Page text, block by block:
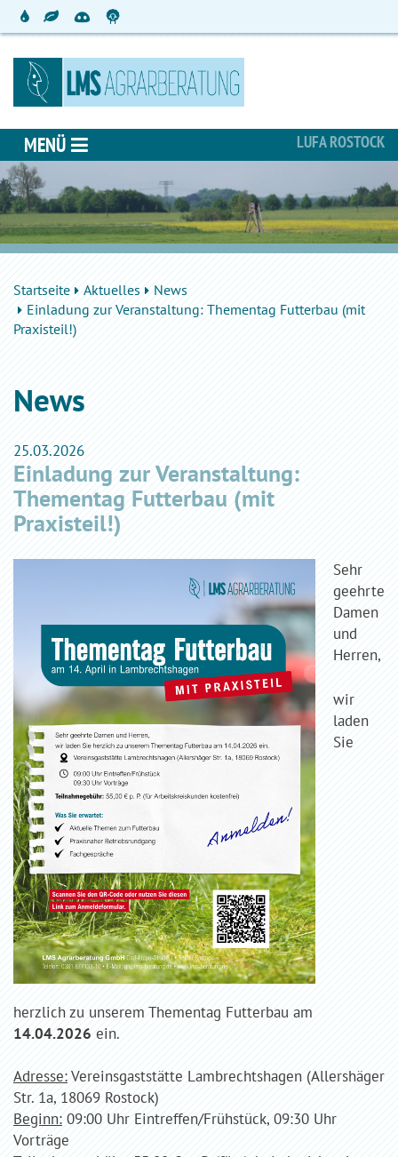
MENÜ LUFA ROSTOCK
Startseite Aktuelles
News
Einladung zur Veranstaltung: Thementag Futterbau (mit
Praxisteil!)
News
25.03.2026
Einladung zur Veranstaltung:
Thementag Futterbau (mit
Praxisteil!)
Sehr
geehrte
Damen
und
Herren,
wir
laden
Sie
herzlich zu unserem Thementag Futterbau am
14.04.2026ein.
Adresse:Vereinsgaststätte Lambrechtshagen (Allershäger
Str. 1a, 18069 Rostock)
Beginn:09:00 Uhr Eintreffen/Frühstück, 09:30 Uhr
Vorträge